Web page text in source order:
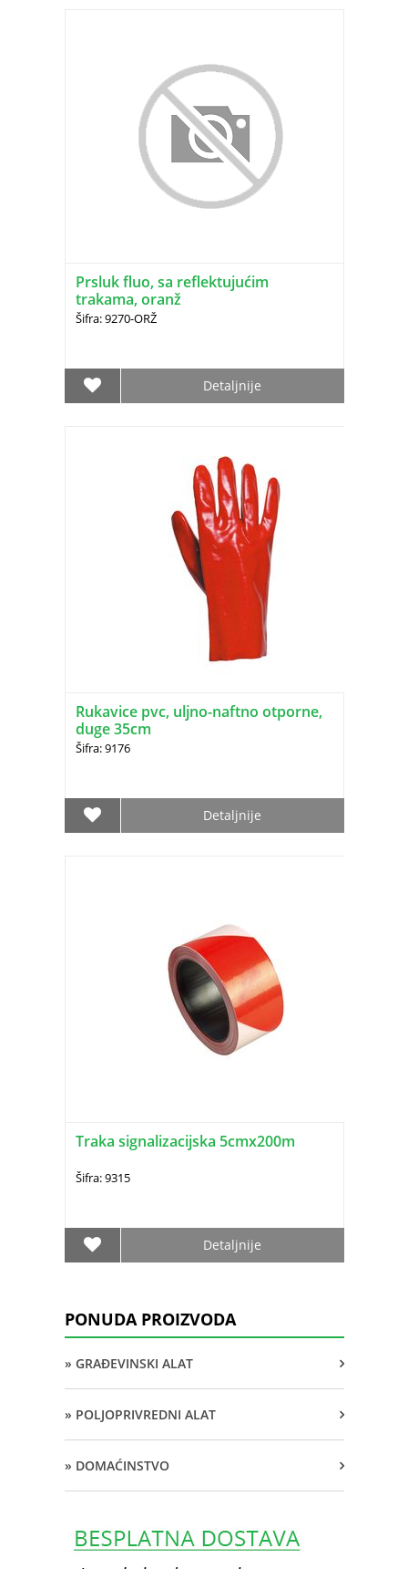
Prsluk fluo, sa reflektujućim
trakama, oranž
Šifra: 9270-ORŽ
Detaljnije
Rukavice pvc, uljno-naftno otporne,
duge 35cm
Šifra: 9176
Detaljnije
Traka signalizacijska 5cmx200m
Šifra: 9315
Detaljnije
PONUDA PROIZVODA
» GRAĐEVINSKI ALAT
» POLJOPRIVREDNI ALAT
» DOMAĆINSTVO